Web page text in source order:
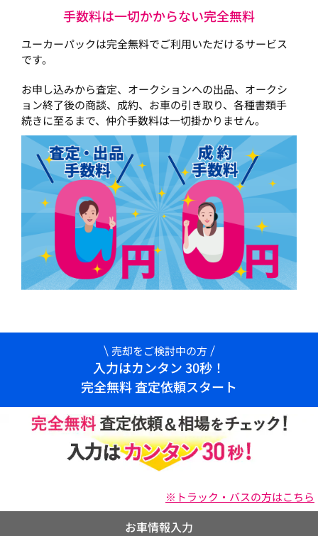
手数料は一切かからない完全無料
ユーカーパックは完全無料でご利用いただけるサービス
です。
お申し込みから査定、オークションへの出品、オークシ
ョン終了後の商談、成約、お車の引き取り、各種書類手
続きに至るまで、仲介手数料は一切掛かりません。
売却をご検討中の方
入力はカンタン 30秒！
完全無料 査定依頼スタート
※トラック・バスの方はこちら
お車情報入力